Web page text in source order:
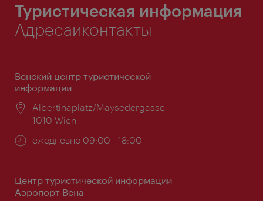
Туристическая информация
Адресаиконтакты
Венский центр туристической
информации
Расположение:
Albertinaplatz/Maysedergasse
1010 Wien
Часы
ежедневно 09:00 - 18:00
Центр туристической информации
Аэропорт Вена